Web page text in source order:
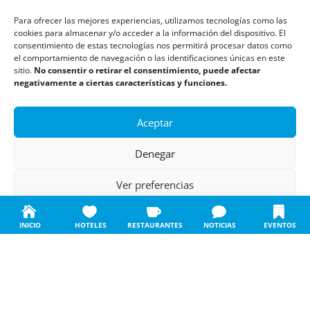
Para ofrecer las mejores experiencias, utilizamos tecnologías como las
cookies para almacenar y/o acceder a la información del dispositivo. El
consentimiento de estas tecnologías nos permitirá procesar datos como
el comportamiento de navegación o las identificaciones únicas en este
sitio. No consentir o retirar el consentimiento, puede afectar
negativamente a ciertas características y funciones.
Aceptar
Denegar
Ver preferencias
Política de cookies Política de privacidad Aviso legal
INICIO HOTELES RESTAURANTES NOTICIAS EVENTOS
Monumentos
Descubre Cantabria
Información
Aviso legal
Política de cookies
Política de privacidad